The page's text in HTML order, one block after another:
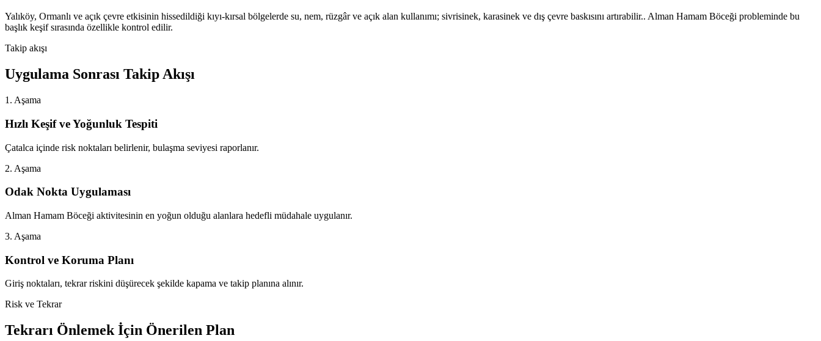
Yalıköy, Ormanlı ve açık çevre etkisinin hissedildiği kıyı-kırsal bölgelerde su, nem, rüzgâr ve açık alan kullanımı; sivrisinek, karasinek ve dış çevre baskısını artırabilir.. Alman Hamam Böceği probleminde bu
başlık keşif sırasında özellikle kontrol edilir.
Takip akışı
Uygulama Sonrası Takip Akışı
1. Aşama
Hızlı Keşif ve Yoğunluk Tespiti
Çatalca içinde risk noktaları belirlenir, bulaşma seviyesi raporlanır.
2. Aşama
Odak Nokta Uygulaması
Alman Hamam Böceği aktivitesinin en yoğun olduğu alanlara hedefli müdahale uygulanır.
3. Aşama
Kontrol ve Koruma Planı
Giriş noktaları, tekrar riskini düşürecek şekilde kapama ve takip planına alınır.
Risk ve Tekrar
Tekrarı Önlemek İçin Önerilen Plan